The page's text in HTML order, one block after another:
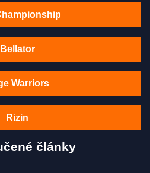
Bellator
Warriors
Rizin
články